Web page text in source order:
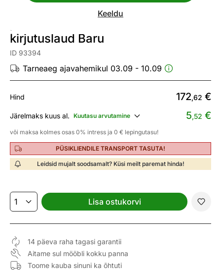
Keeldu
Reguleeritava kõrgusega
kirjutuslaud Baru
ID 93394
Tarneaeg ajavahemikul 03.09 - 10.09
Hind 172,62 €
Järelmaks kuus al. Kuutasu arvutamine 5,52 €
või maksa kolmes osas 0% intress ja 0 € lepingutasu!
PÜSIKLIENDILE TRANSPORT TASUTA!
Leidsid mujalt soodsamalt? Küsi meilt paremat hinda!
Lisa ostukorvi
14 päeva raha tagasi garantii
Aitame sul mööbli kokku panna
Toome kauba sinuni ka õhtuti